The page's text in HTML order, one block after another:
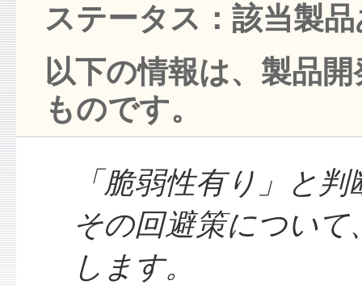
ステータス：該当製
以下の情報は、製品
ものです。
「脆弱性有り」と
その回避策につい
します。